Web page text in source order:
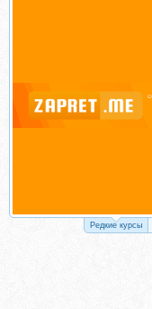
Редкие курсы